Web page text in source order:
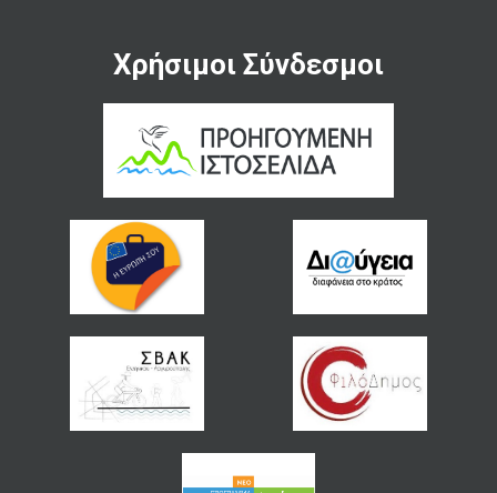
Χρήσιμοι Σύνδεσμοι